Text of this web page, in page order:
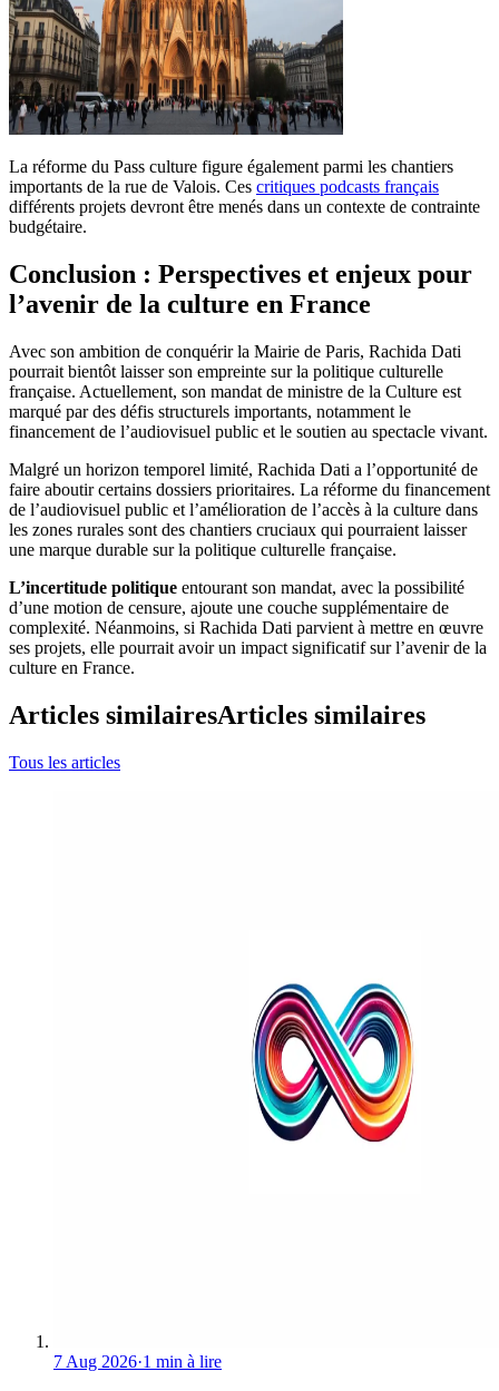
La réforme du Pass culture figure également parmi les chantiers
importants de la rue de Valois. Ces critiques podcasts français
différents projets devront être menés dans un contexte de contrainte
budgétaire.
Conclusion : Perspectives et enjeux pour
l’avenir de la culture en France
Avec son ambition de conquérir la Mairie de Paris, Rachida Dati
pourrait bientôt laisser son empreinte sur la politique culturelle
française. Actuellement, son mandat de ministre de la Culture est
marqué par des défis structurels importants, notamment le
financement de l’audiovisuel public et le soutien au spectacle vivant.
Malgré un horizon temporel limité, Rachida Dati a l’opportunité de
faire aboutir certains dossiers prioritaires. La réforme du financement
de l’audiovisuel public et l’amélioration de l’accès à la culture dans
les zones rurales sont des chantiers cruciaux qui pourraient laisser
une marque durable sur la politique culturelle française.
L’incertitude politique entourant son mandat, avec la possibilité
d’une motion de censure, ajoute une couche supplémentaire de
complexité. Néanmoins, si Rachida Dati parvient à mettre en œuvre
ses projets, elle pourrait avoir un impact significatif sur l’avenir de la
culture en France.
Articles similairesArticles similaires
Tous les articles
7 Aug 2026·1 min à lire